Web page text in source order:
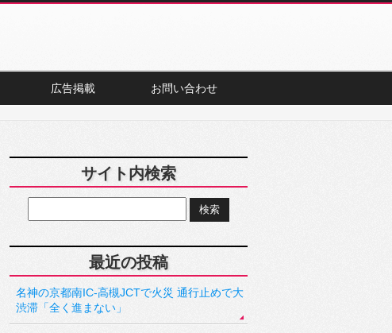
広告掲載 お問い合わせ
サイト内検索
最近の投稿
名神の京都南IC-高槻JCTで火災 通行止めで大
渋滞「全く進まない」